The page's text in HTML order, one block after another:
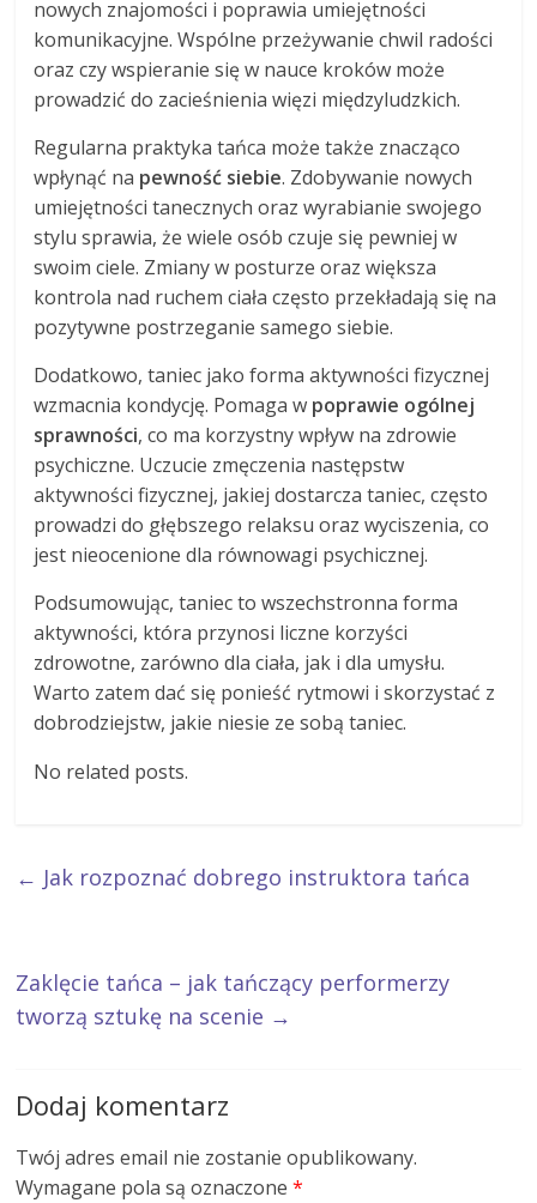
nowych znajomości i poprawia umiejętności
komunikacyjne. Wspólne przeżywanie chwil radości
oraz czy wspieranie się w nauce kroków może
prowadzić do zacieśnienia więzi międzyludzkich.
Regularna praktyka tańca może także znacząco
wpłynąć na pewność siebie. Zdobywanie nowych
umiejętności tanecznych oraz wyrabianie swojego
stylu sprawia, że wiele osób czuje się pewniej w
swoim ciele. Zmiany w posturze oraz większa
kontrola nad ruchem ciała często przekładają się na
pozytywne postrzeganie samego siebie.
Dodatkowo, taniec jako forma aktywności fizycznej
wzmacnia kondycję. Pomaga w poprawie ogólnej
sprawności, co ma korzystny wpływ na zdrowie
psychiczne. Uczucie zmęczenia następstw
aktywności fizycznej, jakiej dostarcza taniec, często
prowadzi do głębszego relaksu oraz wyciszenia, co
jest nieocenione dla równowagi psychicznej.
Podsumowując, taniec to wszechstronna forma
aktywności, która przynosi liczne korzyści
zdrowotne, zarówno dla ciała, jak i dla umysłu.
Warto zatem dać się ponieść rytmowi i skorzystać z
dobrodziejstw, jakie niesie ze sobą taniec.
No related posts.
← Jak rozpoznać dobrego instruktora tańca
Zaklęcie tańca – jak tańczący performerzy
tworzą sztukę na scenie →
Dodaj komentarz
Twój adres email nie zostanie opublikowany.
Wymagane pola są oznaczone*